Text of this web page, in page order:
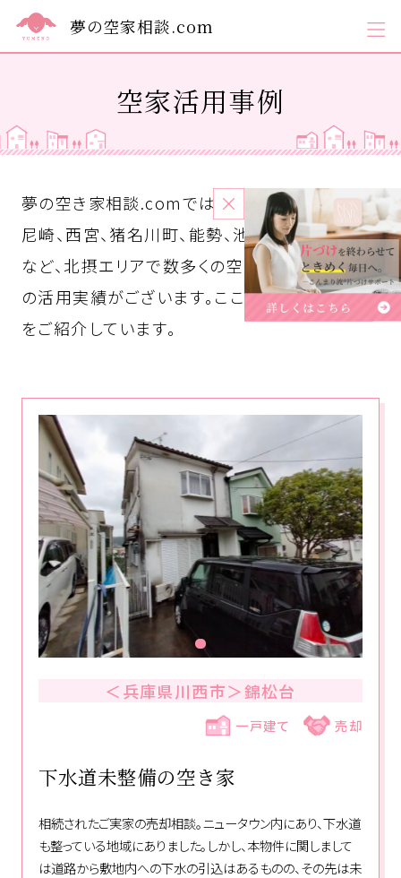
夢の空家相談.com
空家活用事例
夢の空き家相談.comでは、川西市、宝塚、伊丹、
尼崎、西宮、猪名川町、能勢、池田、吹田、三田市
など、北摂エリアで数多くの空家買い取り・売却
の活用実績がございます。ここでは実績の一部
をご紹介しています。
＜兵庫県川西市＞錦松台
一戸建て 売却
下水道未整備の空き家
相続されたご実家の売却相談。ニュータウン内にあり、下水道
も整っている地域にありました。しかし、本物件に関しまして
は道路から敷地内への下水の引込はあるものの、その先は未